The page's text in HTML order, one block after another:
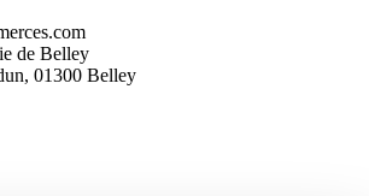
de Belley
01300 Belley